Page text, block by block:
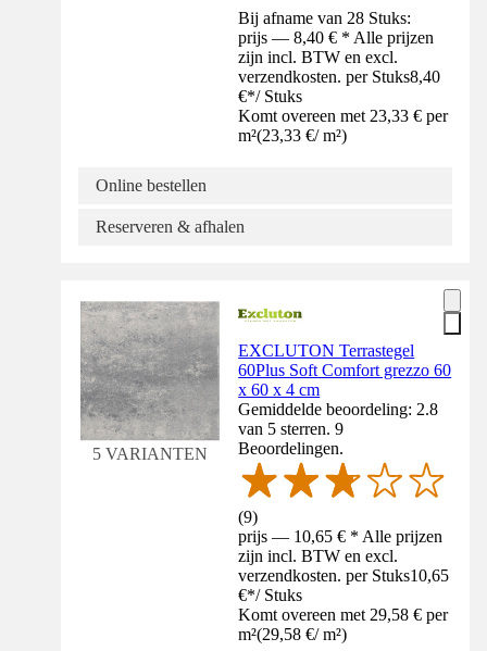
Bij afname van 28 Stuks:
prijs — 8,40 € * Alle prijzen
zijn incl. BTW en excl.
verzendkosten. per Stuks8,40
€*/ Stuks
Komt overeen met 23,33 € per
m²(23,33 €/ m²)
Online bestellen
Reserveren & afhalen
5 VARIANTEN
EXCLUTON Terrastegel
60Plus Soft Comfort grezzo 60
x 60 x 4 cm
Gemiddelde beoordeling: 2.8
van 5 sterren. 9
Beoordelingen.
(9)
prijs — 10,65 € * Alle prijzen
zijn incl. BTW en excl.
verzendkosten. per Stuks10,65
€*/ Stuks
Komt overeen met 29,58 € per
m²(29,58 €/ m²)